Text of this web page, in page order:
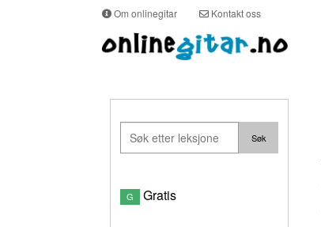
Om onlinegitar Kontakt oss
G Gratis